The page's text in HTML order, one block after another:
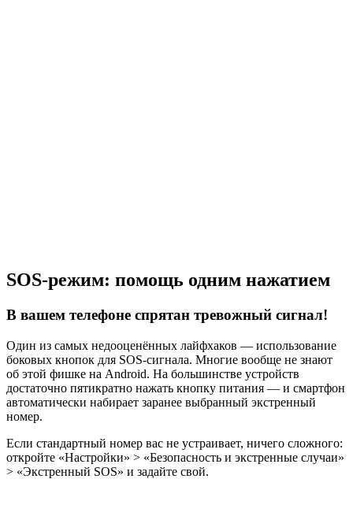
SOS-режим: помощь одним нажатием
В вашем телефоне спрятан тревожный сигнал!
Один из самых недооценённых лайфхаков — использование
боковых кнопок для SOS-сигнала. Многие вообще не знают
об этой фишке на Android. На большинстве устройств
достаточно пятикратно нажать кнопку питания — и смартфон
автоматически набирает заранее выбранный экстренный
номер.
Если стандартный номер вас не устраивает, ничего сложного:
откройте «Настройки» > «Безопасность и экстренные случаи»
> «Экстренный SOS» и задайте свой.